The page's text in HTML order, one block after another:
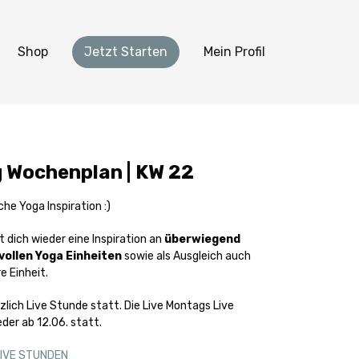
Shop Jetzt Starten Mein Profil
| KW 22
Yoga Inspiration :)
dich wieder eine Inspiration an überwiegend
Yoga Einheitensowie als Ausgleich auch
Einheit.
Live
ab 12.06. statt.
STUNDEN